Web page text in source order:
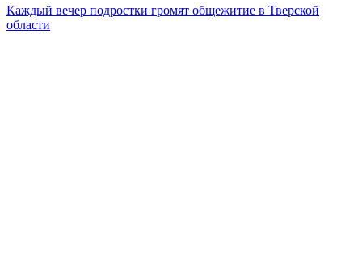
Каждый вечер подростки громят общежитие в Тверской
области